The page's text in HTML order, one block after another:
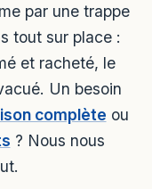
par une trappe
tout sur place :
et racheté, le
Un besoin
complète ou
? Nous nous